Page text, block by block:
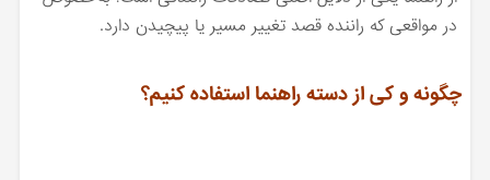
در مواقعی که راننده قصد تغییر مسیر یا پیچیدن دارد.
چگونه و کی از دسته راهنما استفاده کنیم؟